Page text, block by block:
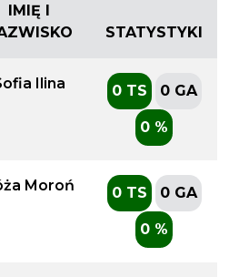
IMIĘ I
STATYSTYKI
Ilina 0 TS 0 GA
0 %
Moroń 0 TS 0 GA
0 %